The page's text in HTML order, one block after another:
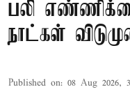
பலி
நாட்கள்
Published on: 08 Aug 2026,